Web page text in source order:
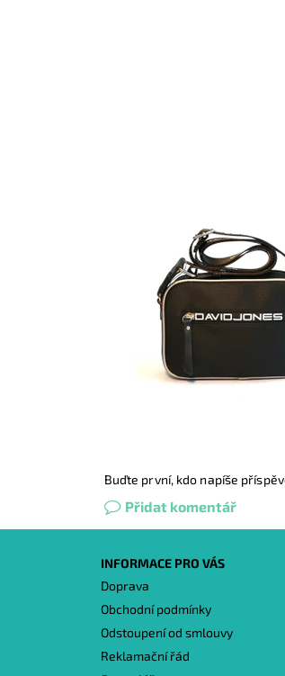
Buďte první, kdo napíše
Přidat komentář
INFORMACE PRO VÁS
Doprava
Obchodní podmínky
Odstoupení od smlouvy
Reklamační řád